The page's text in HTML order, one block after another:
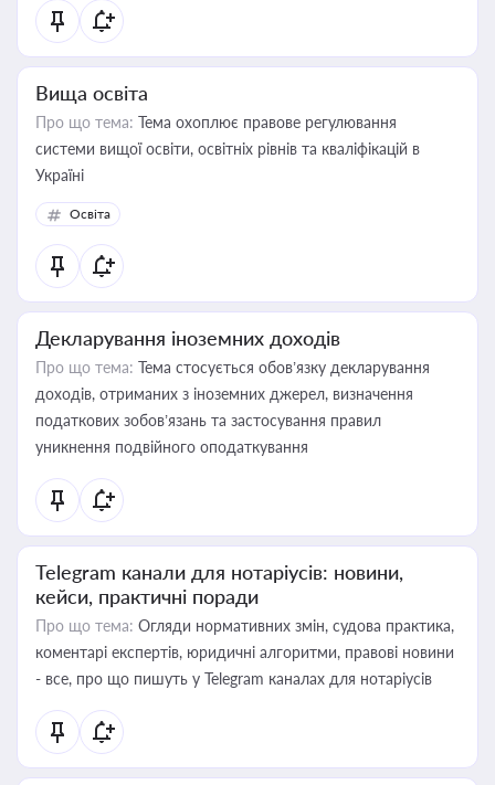
Вища освіта
Про що тема: Тема охоплює правове регулювання
системи вищої освіти, освітніх рівнів та кваліфікацій в
Україні
Освіта
Декларування іноземних доходів
Про що тема: Тема стосується обов’язку декларування
доходів, отриманих з іноземних джерел, визначення
податкових зобов’язань та застосування правил
уникнення подвійного оподаткування
Telegram канали для нотаріусів: новини,
кейси, практичні поради
Про що тема: Огляди нормативних змін, судова практика,
коментарі експертів, юридичні алгоритми, правові новини
- все, про що пишуть у Telegram каналах для нотаріусів